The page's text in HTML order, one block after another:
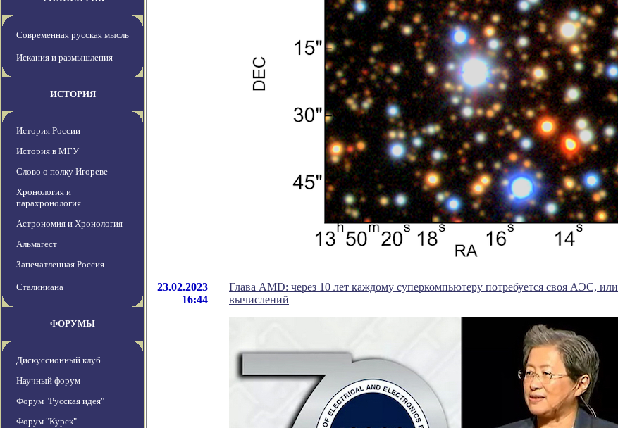
Современная русская мысль
Искания и размышления
ИСТОРИЯ
История России
История в МГУ
Слово о полку Игореве
Хронология и
парахронология
Астрономия и Хронология
Альмагест
Запечатленная Россия
Сталиниана
ФОРУМЫ
Дискуссионный клуб
Научный форум
Форум "Русская идея"
Форум "Курск"
23.02.2023
16:44
Глава AMD: через 10 лет каждому суперкомпьютеру потребуется своя АЭС,
вычислений